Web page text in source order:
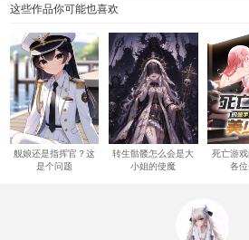
这些作品你可能也喜欢
舰娘还是指挥官？这
是个问题
转生骷髅怎么会是大
小姐的使魔
死亡游
各